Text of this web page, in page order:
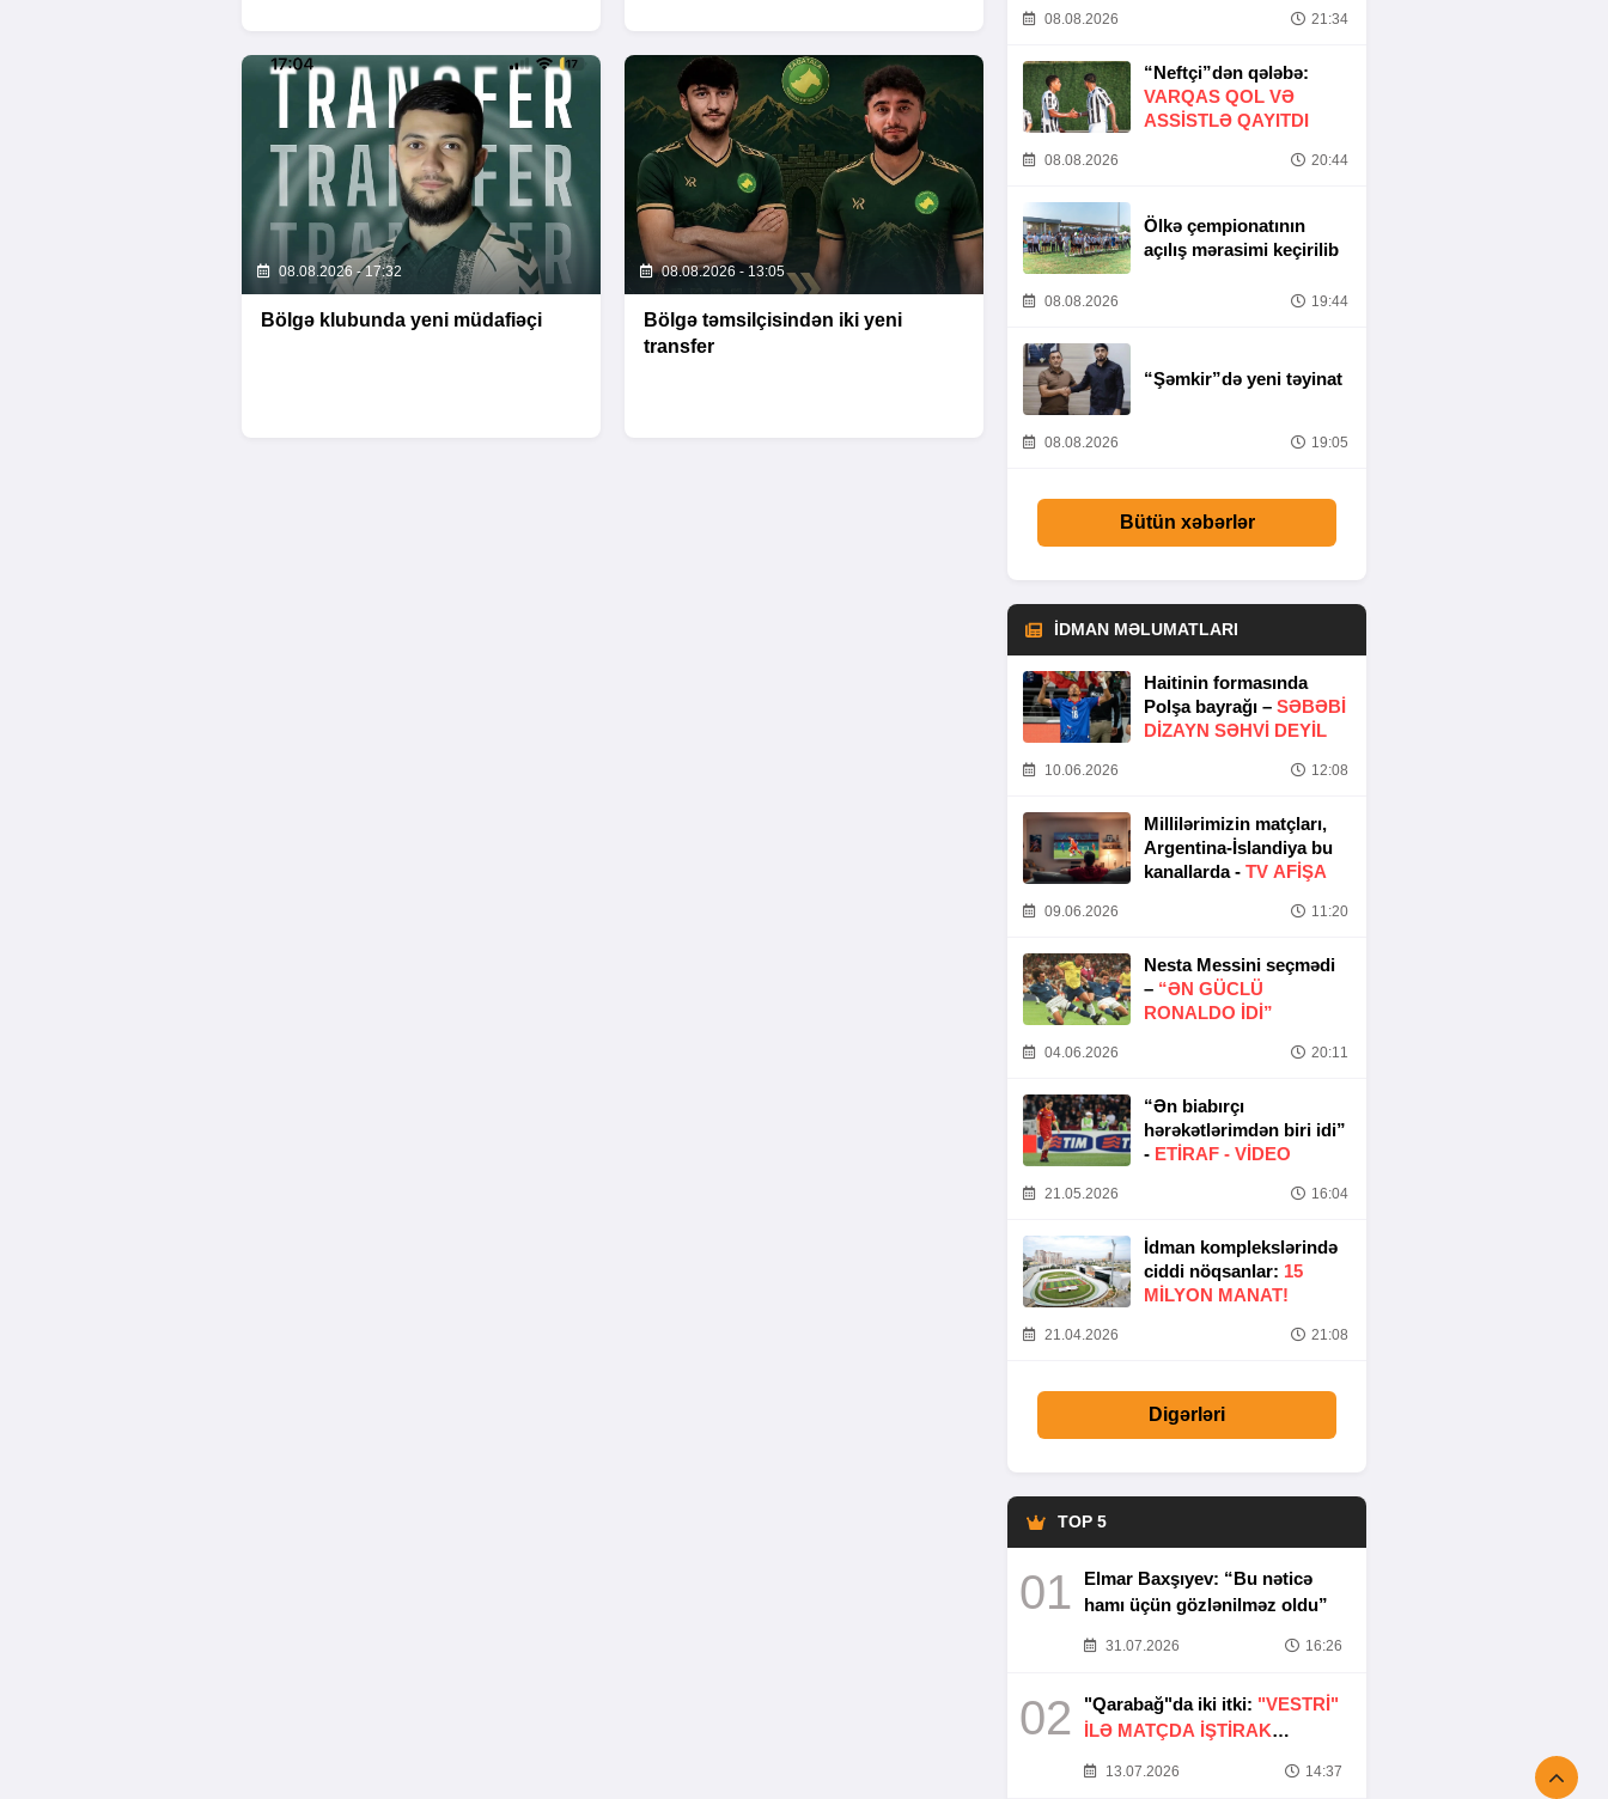
08.08.2026 - 17:32
Bölgə klubunda yeni müdafiəçi
08.08.2026 - 13:05
Bölgə təmsilçisindən iki yeni
transfer
08.08.2026 21:34
“Neftçi”dən qələbə:
VARQAS QOL VƏ
ASSİSTLƏ QAYITDI
08.08.2026 20:44
Ölkə çempionatının
açılış mərasimi keçirilib
08.08.2026 19:44
“Şəmkir”də yeni təyinat
08.08.2026 19:05
Bütün xəbərlər
İDMAN MƏLUMATLARI
Haitinin formasında
Polşa bayrağı – SƏBƏBI
DIZAYN SƏHVI DEYIL
10.06.2026 12:08
Millilərimizin matçları,
Argentina-İslandiya bu
kanallarda - TV AFİŞA
09.06.2026 11:20
Nesta Messini seçmədi
– “ƏN GÜCLÜ
RONALDO IDI”
04.06.2026 20:11
“Ən biabırçı
hərəkətlərimdən biri idi”
- ETIRAF - VİDEO
21.05.2026 16:04
İdman komplekslərində
ciddi nöqsanlar: 15
MILYON MANAT!
21.04.2026 21:08
Digərləri
TOP 5
01
Elmar Baxşıyev: “Bu nəticə
hamı üçün gözlənilməz oldu”
31.07.2026 16:26
02 "Qarabağ"da iki itki: "VESTRİ"
İLƏ MATÇDA İŞTİRAK
13.07.2026 14:37